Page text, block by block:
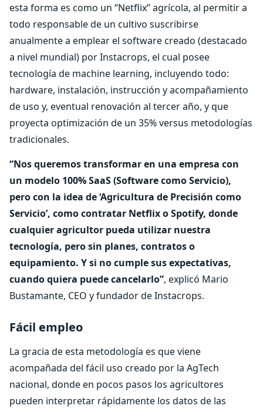
esta forma es como un “Netflix” agrícola, al permitir a
todo responsable de un cultivo suscribirse
anualmente a emplear el software creado (destacado
a nivel mundial) por Instacrops, el cual posee
tecnología de machine learning, incluyendo todo:
hardware, instalación, instrucción y acompañamiento
de uso y, eventual renovación al tercer año, y que
proyecta optimización de un 35% versus metodologías
tradicionales.
“Nos queremos transformar en una empresa con
un modelo 100% SaaS (Software como Servicio),
pero con la idea de ‘Agricultura de Precisión como
Servicio’, como contratar Netflix o Spotify, donde
cualquier agricultor pueda utilizar nuestra
tecnología, pero sin planes, contratos o
equipamiento. Y si no cumple sus expectativas,
cuando quiera puede cancelarlo”, explicó Mario
Bustamante, CEO y fundador de Instacrops.
Fácil empleo
La gracia de esta metodología es que viene
acompañada del fácil uso creado por la AgTech
nacional, donde en pocos pasos los agricultores
pueden interpretar rápidamente los datos de las